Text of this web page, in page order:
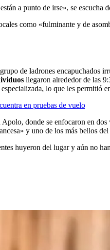
a punto de irse», se
como «fulminante y de
de ladrones encapuchados
llegaron alrededor de las
lo que les permitió
en pruebas de vuelo
donde se enfocaron en
y uno de los más bellos
huyeron del lugar y aún no